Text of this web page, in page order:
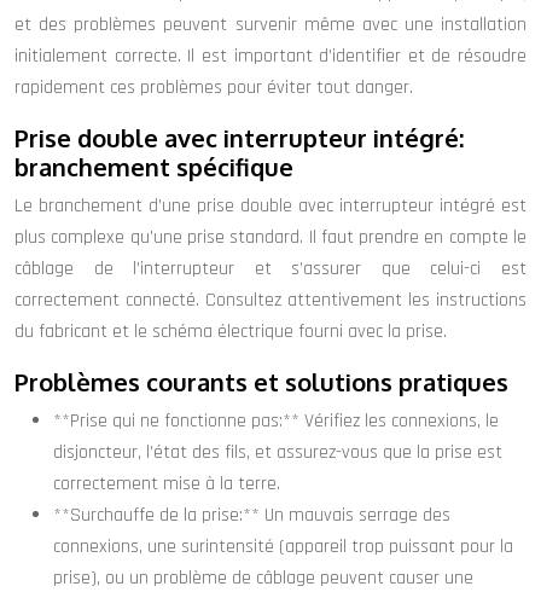
et des problèmes peuvent survenir même avec une installation
initialement correcte. Il est important d’identifier et de résoudre
rapidement ces problèmes pour éviter tout danger.
Prise double avec interrupteur intégré:
branchement spécifique
Le branchement d’une prise double avec interrupteur intégré est
plus complexe qu’une prise standard. Il faut prendre en compte le
câblage de l’interrupteur et s’assurer que celui-ci est
correctement connecté. Consultez attentivement les instructions
du fabricant et le schéma électrique fourni avec la prise.
Problèmes courants et solutions pratiques
**Prise qui ne fonctionne pas:** Vérifiez les connexions, le
disjoncteur, l’état des fils, et assurez-vous que la prise est
correctement mise à la terre.
**Surchauffe de la prise:** Un mauvais serrage des
connexions, une surintensité (appareil trop puissant pour la
prise), ou un problème de câblage peuvent causer une